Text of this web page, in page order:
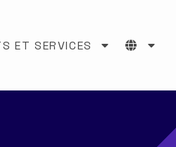
ET SERVICES